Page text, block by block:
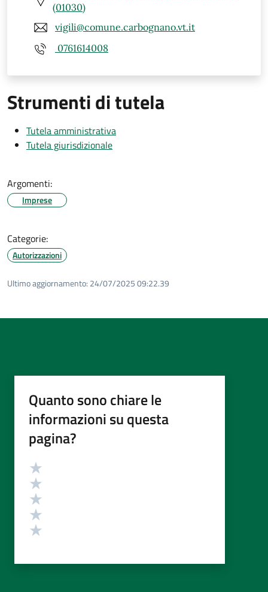
(01030)
vigili@comune.carbognano.vt.it
0761614008
Strumenti di tutela
Tutela amministrativa
Tutela giurisdizionale
Argomenti:
Imprese
Categorie:
Autorizzazioni
Ultimo aggiornamento: 24/07/2025 09:22.39
Quanto sono chiare le
informazioni su questa
pagina?
Valutazione